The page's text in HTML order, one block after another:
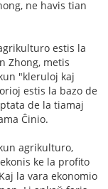
ne havis tian
estis la
Zhong, metis
"kleruloj kaj
estis la bazo de
de la tiamaj
Ĉinio.
agrikulturo,
ke la profito
la vara ekonomio